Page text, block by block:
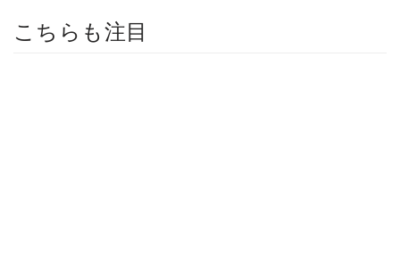
こちらも注目